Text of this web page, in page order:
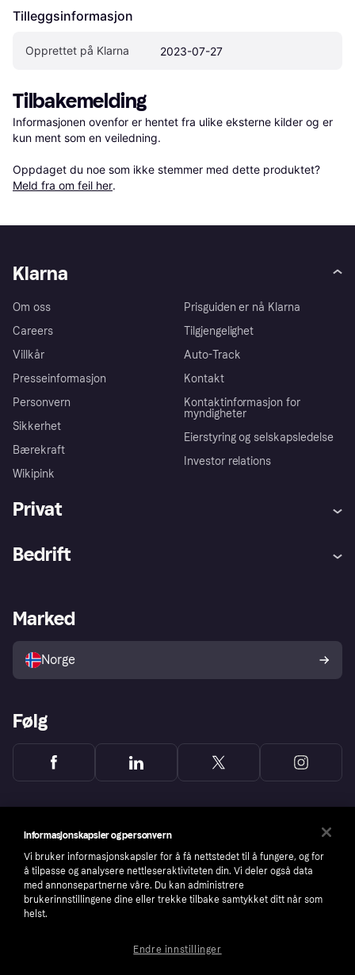
Tilleggsinformasjon
Opprettet på Klarna 2023-07-27
Tilbakemelding
Informasjonen ovenfor er hentet fra ulike eksterne kilder og er
kun ment som en veiledning.
Oppdaget du noe som ikke stemmer med dette produktet?
Meld fra om feil her.
Klarna
Om oss
Careers
Villkår
Presseinformasjon
Personvern
Sikkerhet
Bærekraft
Wikipink
Prisguiden er nå Klarna
Tilgjengelighet
Auto-Track
Kontakt
Kontaktinformasjon for
myndigheter
Eierstyring og selskapsledelse
Investor relations
Privat
Utforsk butikker
Bedrift
Merchant portal
Marked
Norge
Følg
Informasjonskapsler og personvern
Vi bruker informasjonskapsler for å få nettstedet til å fungere, og for
å tilpasse og analysere nettleseraktiviteten din. Vi deler også data
med annonsepartnerne våre. Du kan administrere
brukerinnstillingene dine eller trekke tilbake samtykket ditt når som
helst.
Endre innstillinger